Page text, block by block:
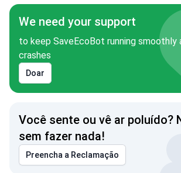
We need your support
to keep SaveEcoBot running smoothly
crashes
Doar
Você sente ou vê ar poluído?
sem fazer nada!
Preencha a Reclamação